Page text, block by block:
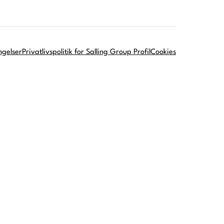
Privatlivspolitik for Salling Group ProfilCookies